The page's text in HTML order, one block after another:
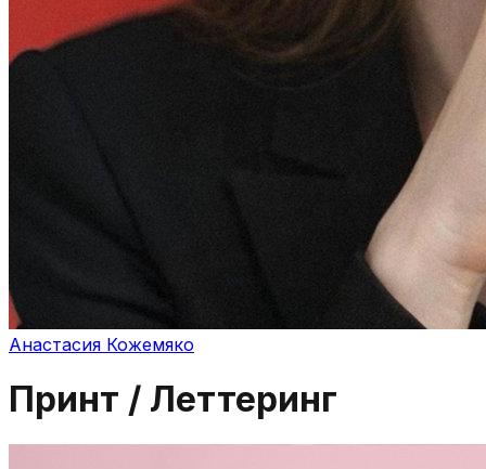
Анастасия Кожемяко
Принт / Леттеринг